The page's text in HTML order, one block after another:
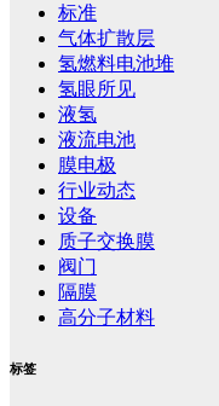
标准
气体扩散层
氢燃料电池堆
氢眼所见
液氢
液流电池
膜电极
行业动态
设备
质子交换膜
阀门
隔膜
高分子材料
标签